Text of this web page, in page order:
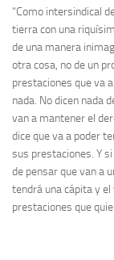
“Como intersindical
tierra con una
de una manera
otra cosa, no de un
prestaciones que va
nada. No dicen nada
van a mantener el
dice que va a poder
sus prestaciones. Y
de pensar que van a
tendrá una cápita y
prestaciones que